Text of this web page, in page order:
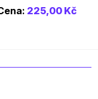
225,00 Kč